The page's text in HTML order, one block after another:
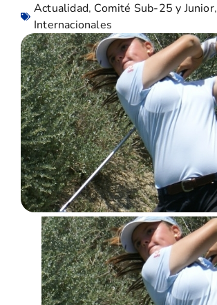
Actualidad, Comité Sub-25 y Junior,
Internacionales